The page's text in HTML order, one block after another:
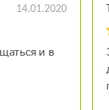
14.01.2020
и в